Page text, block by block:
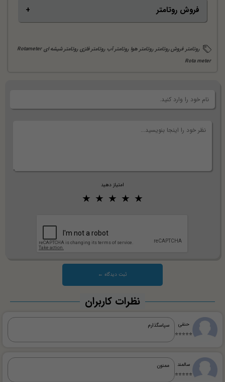
روتامتر تجهیزی است جهت اندازه گیری رنج دبی سیالات مایع و
صورت تابلویی یا خطی نصب می گردند.
فروش روتامتر
فروش روتامتر در انواع خطی و تابلویی در متریال های شیشه ،
استیل ، پی وی سی و... متناسب با نوع سیال و رنج مورد نیاز
توسط ما صورت می پذیرد. جهت خرید و استعلام قیمت روتامتر با
روتامتر فروش روتامتر روتامتر هوا روتامتر آب روتامتر فلزی روتامتر شیشه ای Rotameter
Rota meter
امتیاز دهید
نظرات کاربران
حنفی
⭐⭐⭐⭐⭐
سپاسگذارم
سالمند
⭐⭐⭐⭐⭐
ممنون